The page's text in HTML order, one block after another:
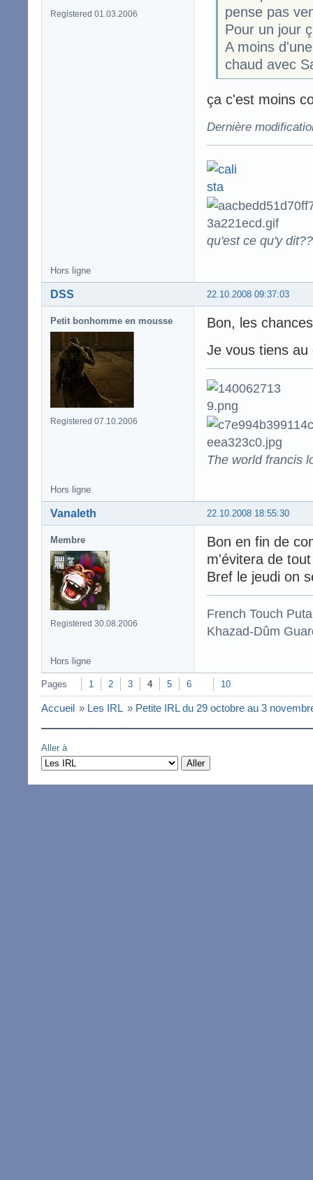
Registered 01.03.2006
pense pas
Pour un jour
A moins
chaud avec
ça c'est moins
Dernière
qu'est ce qu'y
Hors ligne
22.10.2008 09:37:03
DSS
Petit bonhomme en mousse
Registered 07.10.2006
Bon, les
Je vous tiens au
The world francis
Hors ligne
22.10.2008 18:55:30
Vanaleth
Membre
Registered 30.08.2006
Bon en fin de
m'évitera de
Bref le jeudi on
French Touch
Khazad-Dûm
Hors ligne
Pages 1 2 3 4 5 6 10
Accueil » Les IRL » Petite IRL du 29 octobre au 3
Aller à